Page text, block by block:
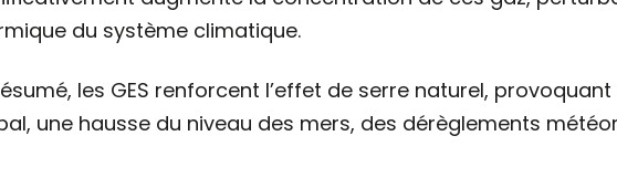
du système climatique.
les GES renforcent l’effet de serre naturel,
une hausse du niveau des mers, des dérèglements